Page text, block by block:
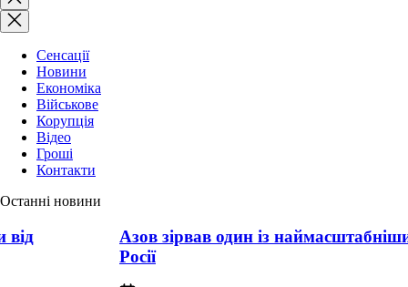
пошук
Сенсації
Новини
Економіка
Військове
Корупція
Відео
Гроші
Контакти
Останні новини
Азов зірвав один із
Росії